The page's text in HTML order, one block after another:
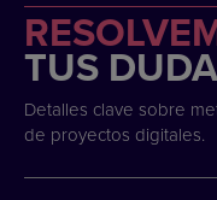
TUS
Detalles clave sobre
de proyectos digitales.